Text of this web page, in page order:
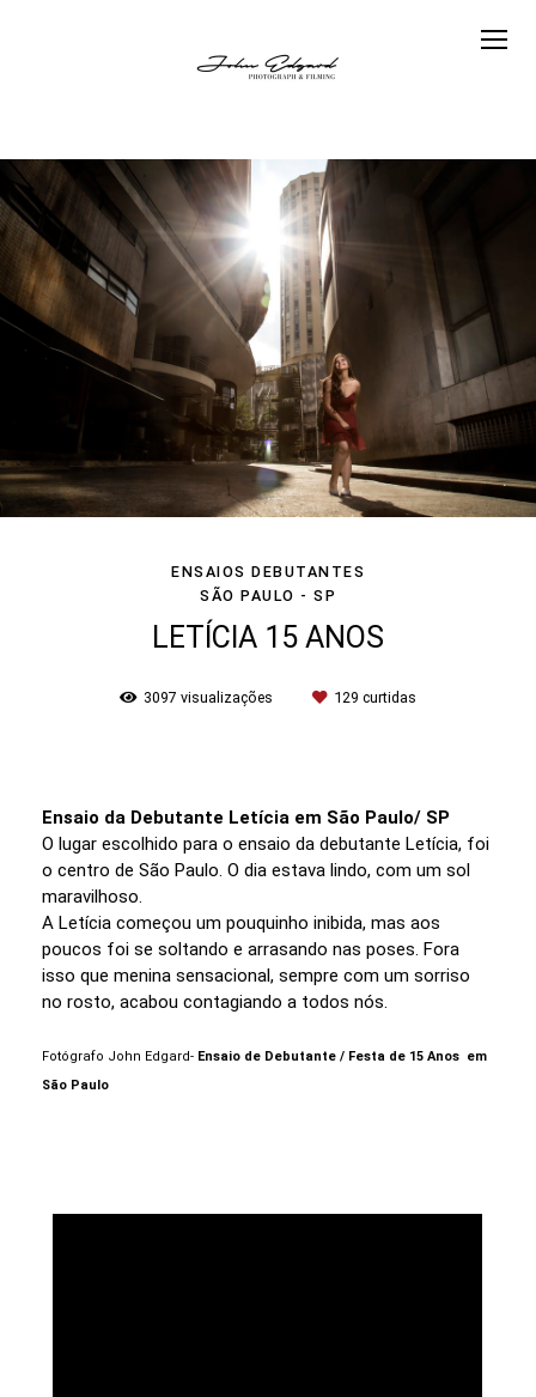
ENSAIOS DEBUTANTES
SÃO PAULO - SP
LETÍCIA 15 ANOS
3097 visualizações 129 curtidas
Ensaio da Debutante Letícia em São Paulo/ SP
O lugar escolhido para o ensaio da debutante Letícia, foi
o centro de São Paulo. O dia estava lindo, com um sol
maravilhoso.
A Letícia começou um pouquinho inibida, mas aos
poucos foi se soltando e arrasando nas poses. Fora
isso que menina sensacional, sempre com um sorriso
no rosto, acabou contagiando a todos nós.
Fotógrafo John Edgard- Ensaio de Debutante / Festa de 15 Anos em
São Paulo